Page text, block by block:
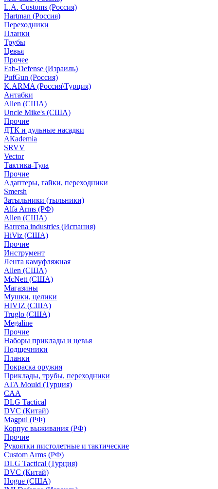
L.A. Customs (Россия)
Hartman (Россия)
Переходники
Планки
Трубы
Цевья
Прочее
Fab-Defense (Израиль)
PufGun (Россия)
K.ARMA (Россия\Турция)
Антабки
Allen (США)
Uncle Mike's (США)
Прочие
ДТК и дульные насадки
АКademia
SRVV
Vector
Тактика-Тула
Прочие
Адаптеры, гайки, переходники
Smersh
Затыльники (тыльники)
Alfa Arms (РФ)
Allen (США)
Barrena industries (Испания)
HiViz (США)
Прочие
Инструмент
Лента камуфляжная
Allen (США)
McNett (США)
Магазины
Мушки, целики
HIVIZ (США)
Truglo (США)
Megaline
Прочие
Наборы приклады и цевья
Подщечники
Планки
Покраска оружия
Приклады, трубы, переходники
ATA Mould (Турция)
CAA
DLG Tactical
DVC (Китай)
Magpul (РФ)
Корпус выживания (РФ)
Прочие
Рукоятки пистолетные и тактические
Custom Arms (РФ)
DLG Tactical (Турция)
DVC (Китай)
Hogue (США)